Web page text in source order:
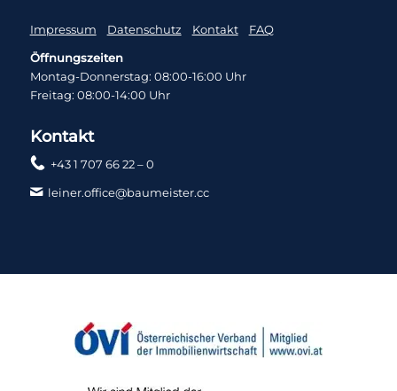
Impressum Datenschutz Kontakt FAQ
Öffnungszeiten
Montag-Donnerstag: 08:00-16:00 Uhr
Freitag: 08:00-14:00 Uhr
Kontakt
+43 1 707 66 22 – 0
leiner.office@baumeister.cc